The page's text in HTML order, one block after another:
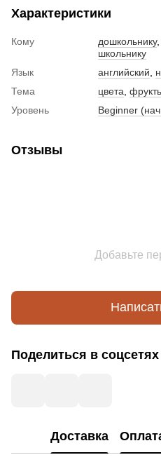
Характеристики
Кому дошкольнику,
школьнику
Язык
английский
Тема
цвета
Уровень
Beginner
Отзывы
Добавьте
Поделиться в соцсетях
Доставка